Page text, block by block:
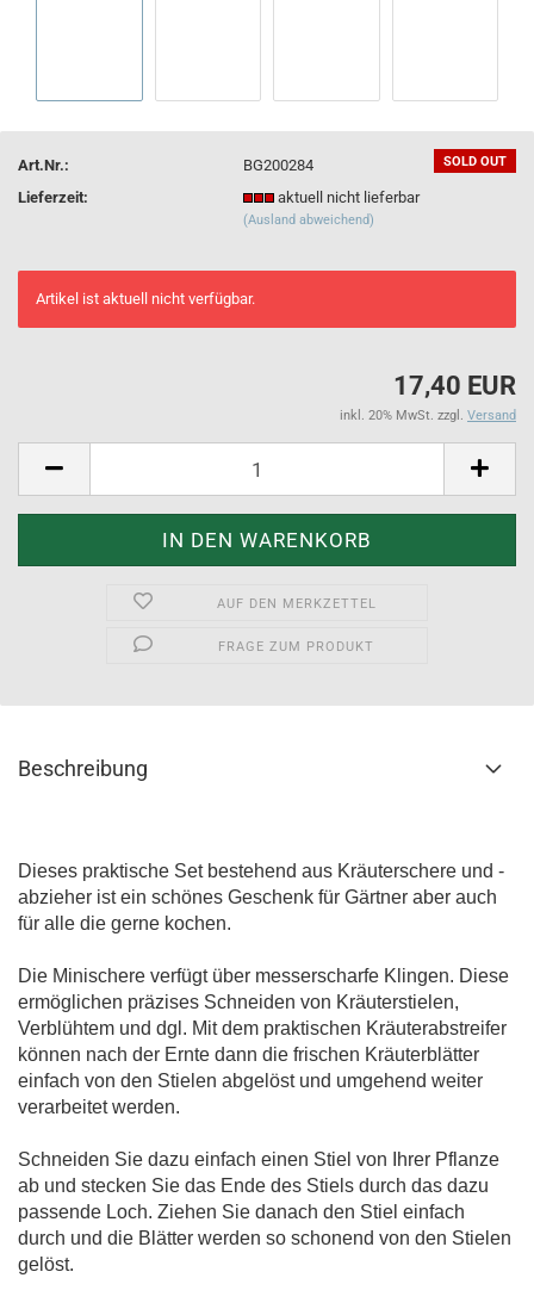
SOLD OUT
Art.Nr.:
BG200284
Lieferzeit:
aktuell nicht lieferbar
(Ausland abweichend)
Artikel ist aktuell nicht verfügbar.
17,40 EUR
inkl. 20% MwSt. zzgl. Versand
AUF DEN MERKZETTEL
FRAGE ZUM PRODUKT
Beschreibung
Dieses praktische Set bestehend aus Kräuterschere und -
abzieher ist ein schönes Geschenk für Gärtner aber auch
für alle die gerne kochen.
Die Minischere verfügt über messerscharfe Klingen. Diese
ermöglichen präzises Schneiden von Kräuterstielen,
Verblühtem und dgl. Mit dem praktischen Kräuterabstreifer
können nach der Ernte dann die frischen Kräuterblätter
einfach von den Stielen abgelöst und umgehend weiter
verarbeitet werden.
Schneiden Sie dazu einfach einen Stiel von Ihrer Pflanze
ab und stecken Sie das Ende des Stiels durch das dazu
passende Loch. Ziehen Sie danach den Stiel einfach
durch und die Blätter werden so schonend von den Stielen
gelöst.